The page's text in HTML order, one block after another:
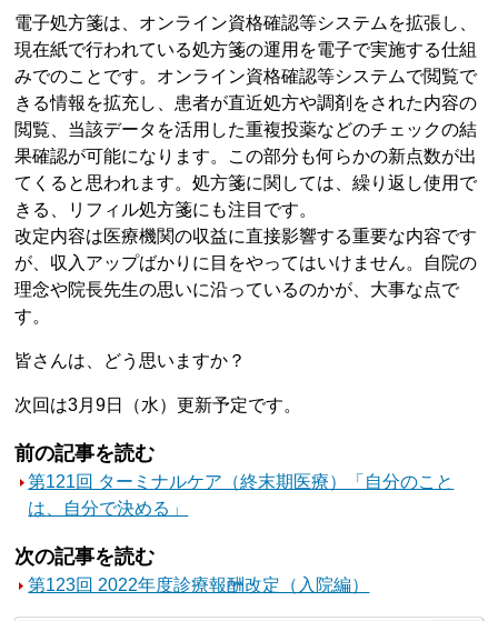
電子処方箋は、オンライン資格確認等システムを拡張し、
現在紙で行われている処方箋の運用を電子で実施する仕組
みでのことです。オンライン資格確認等システムで閲覧で
きる情報を拡充し、患者が直近処方や調剤をされた内容の
閲覧、当該データを活用した重複投薬などのチェックの結
果確認が可能になります。この部分も何らかの新点数が出
てくると思われます。処方箋に関しては、繰り返し使用で
きる、リフィル処方箋にも注目です。
改定内容は医療機関の収益に直接影響する重要な内容です
が、収入アップばかりに目をやってはいけません。自院の
理念や院長先生の思いに沿っているのかが、大事な点で
す。
皆さんは、どう思いますか？
次回は3月9日（水）更新予定です。
前の記事を読む
第121回 ターミナルケア（終末期医療）「自分のこと
は、自分で決める」
次の記事を読む
第123回 2022年度診療報酬改定（入院編）